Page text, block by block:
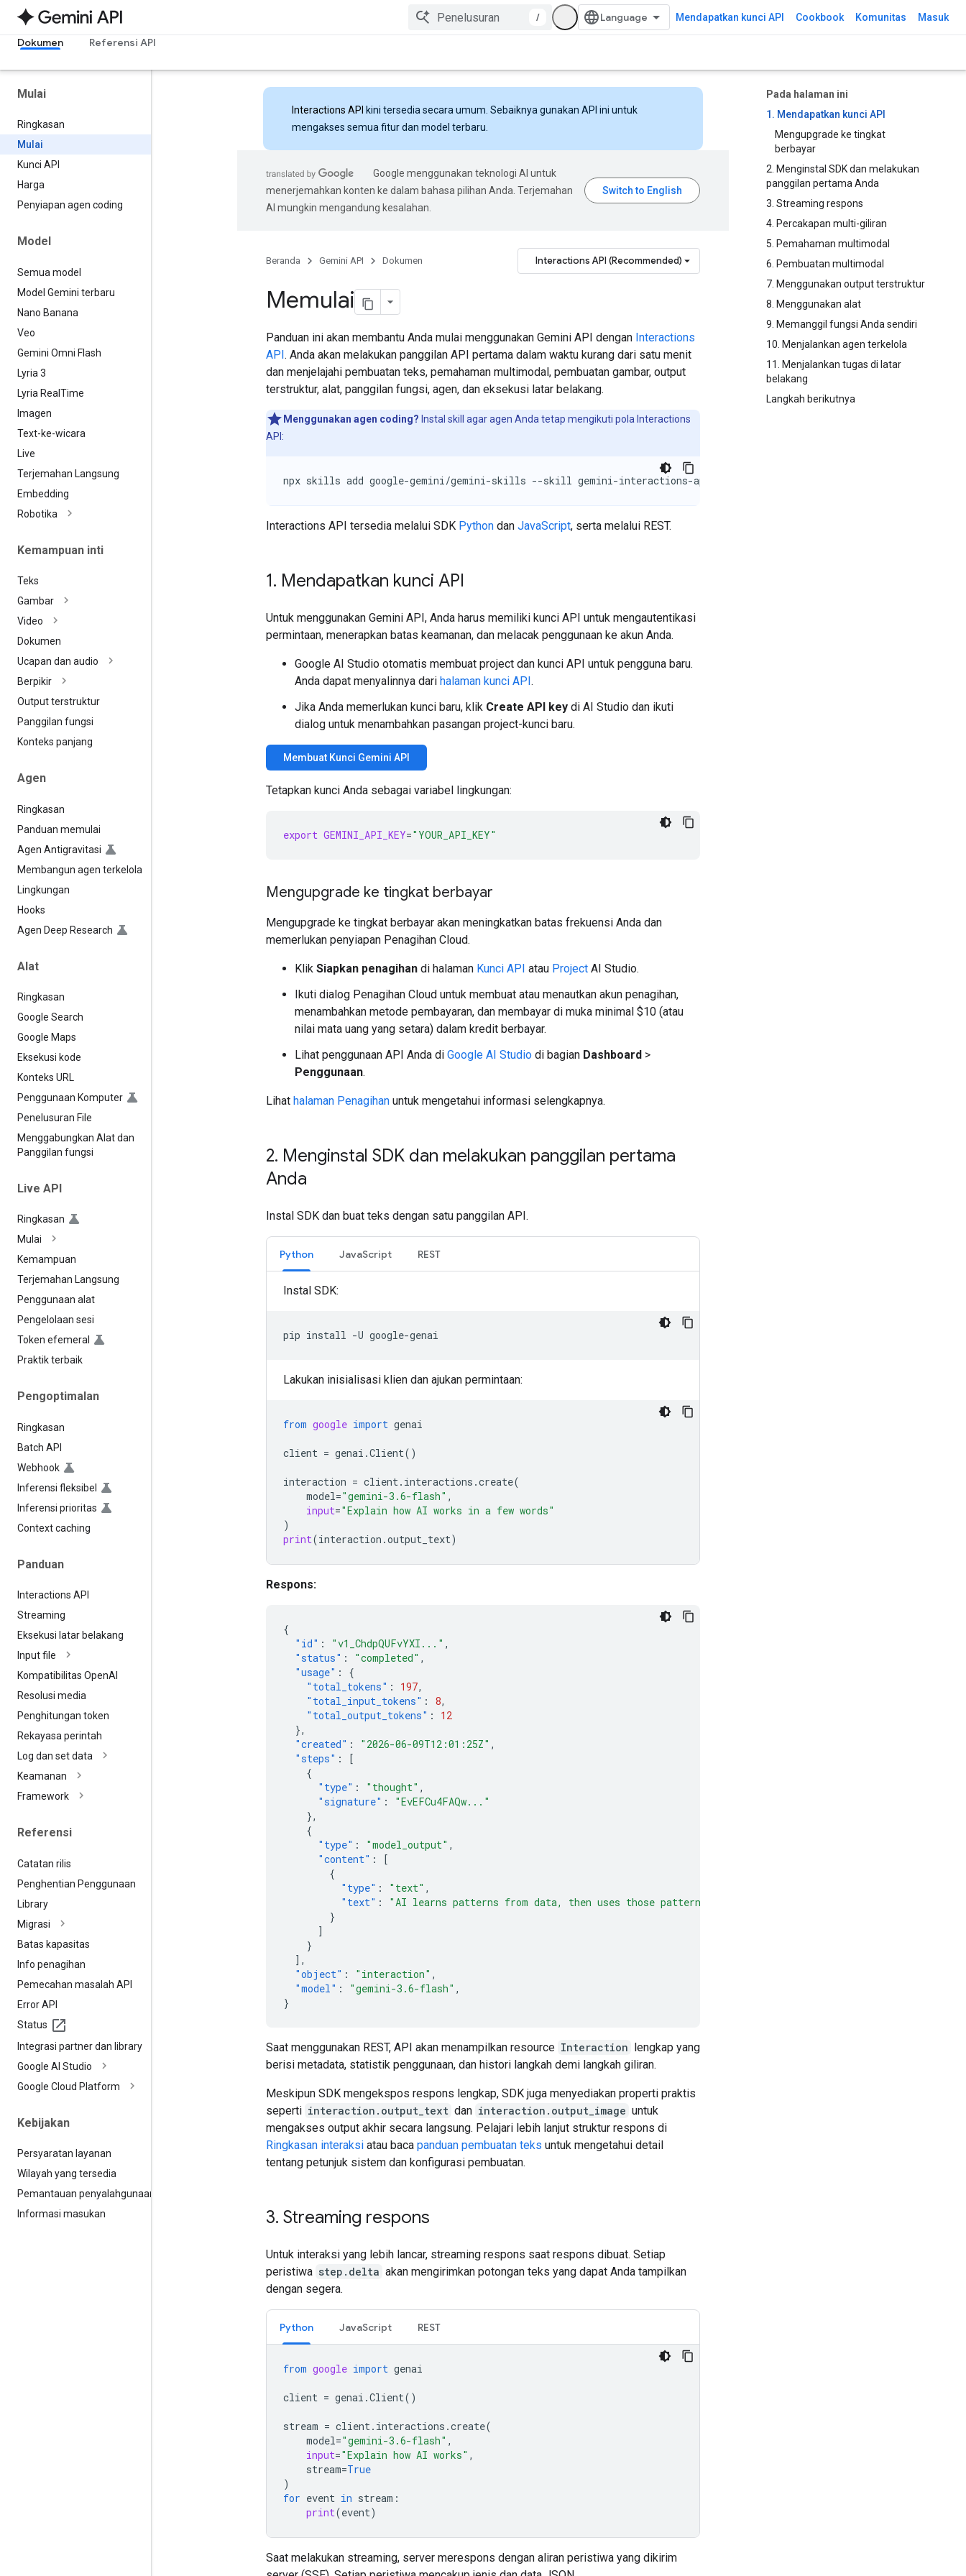
/ Mendapatkan kunci API Cookbook Komunitas Masuk
Dokumen Referensi API
Mulai
Ringkasan
Mulai
Kunci API
Harga
Penyiapan agen coding
Model
Semua model
Model Gemini terbaru
Nano Banana
Veo
Gemini Omni Flash
Lyria 3
Lyria Real Time
Imagen
Text-ke-wicara
Live
Terjemahan Langsung
Embedding
Robotika
Kemampuan inti
Teks
Gambar
Video
Dokumen
Ucapan dan audio
Berpikir
Output terstruktur
Panggilan fungsi
Konteks panjang
Agen
Ringkasan
Panduan memulai
Agen Antigravitasi
Membangun agen terkelola
Lingkungan
Hooks
Agen Deep Research
Alat
Ringkasan
Google Search
Google Maps
Eksekusi kode
Konteks URL
Penggunaan Komputer
Penelusuran File
Menggabungkan Alat dan
Panggilan fungsi
Live API
Ringkasan
Mulai
Kemampuan
Terjemahan Langsung
Penggunaan alat
Pengelolaan sesi
Token efemeral
Praktik terbaik
Pengoptimalan
Ringkasan
Batch API
Webhook
Inferensi fleksibel
Inferensi prioritas
Context caching
Panduan
Interactions API
Streaming
Eksekusi latar belakang
Input file
Kompatibilitas OpenAI
Resolusi media
Penghitungan token
Rekayasa perintah
Log dan set data
Keamanan
Framework
Referensi
Catatan rilis
Penghentian Penggunaan
Library
Migrasi
Batas kapasitas
Info penagihan
Pemecahan masalah API
Error API
Status
Integrasi partner dan library
Google AI Studio
Google Cloud Platform
Kebijakan
Persyaratan layanan
Wilayah yang tersedia
Pemantauan penyalahgunaan
Informasi masukan
Pada halaman ini
1. Mendapatkan kunci API
Mengupgrade ke tingkat
berbayar
2. Menginstal SDK dan melakukan
panggilan pertama Anda
3. Streaming respons
4. Percakapan multi-giliran
5. Pemahaman multimodal
6. Pembuatan multimodal
7. Menggunakan output terstruktur
8. Menggunakan alat
9. Memanggil fungsi Anda sendiri
10. Menjalankan agen terkelola
11. Menjalankan tugas di latar
belakang
Langkah berikutnya
Interactions API kini tersedia secara umum. Sebaiknya gunakan API ini untuk
mengakses semua fitur dan model terbaru.
Google menggunakan teknologi AI untuk
menerjemahkan konten ke dalam bahasa pilihan Anda. Terjemahan
AI mungkin mengandung kesalahan.
Beranda Gemini API Dokumen Interactions API (Recommended)
Memulai
Panduan ini akan membantu Anda mulai menggunakan Gemini API dengan Interactions
API. Anda akan melakukan panggilan API pertama dalam waktu kurang dari satu menit
dan menjelajahi pembuatan teks, pemahaman multimodal, pembuatan gambar, output
terstruktur, alat, panggilan fungsi, agen, dan eksekusi latar belakang.
Menggunakan agen coding? Instal skill agar agen Anda tetap mengikuti pola Interactions
API:
npx skills add google-gemini/gemini-skills --skill gemini-interactions-api
Interactions API tersedia melalui SDK Python dan JavaScript, serta melalui REST.
1. Mendapatkan kunci API
Untuk menggunakan Gemini API, Anda harus memiliki kunci API untuk mengautentikasi
permintaan, menerapkan batas keamanan, dan melacak penggunaan ke akun Anda.
Google AI Studio otomatis membuat project dan kunci API untuk pengguna baru.
Anda dapat menyalinnya dari halaman kunci API.
Jika Anda memerlukan kunci baru, klik Create API key di AI Studio dan ikuti
dialog untuk menambahkan pasangan project-kunci baru.
Membuat Kunci Gemini API
Tetapkan kunci Anda sebagai variabel lingkungan:
export GEMINI_API_KEY="YOUR_API_KEY"
Mengupgrade ke tingkat berbayar
Mengupgrade ke tingkat berbayar akan meningkatkan batas frekuensi Anda dan
memerlukan penyiapan Penagihan Cloud.
Klik Siapkan penagihan di halaman Kunci API atau Project AI Studio.
Ikuti dialog Penagihan Cloud untuk membuat atau menautkan akun penagihan,
menambahkan metode pembayaran, dan membayar di muka minimal $10 (atau
nilai mata uang yang setara) dalam kredit berbayar.
Lihat penggunaan API Anda di Google AI Studio di bagian Dashboard >
Penggunaan.
Lihat halaman Penagihan untuk mengetahui informasi selengkapnya.
2. Menginstal SDK dan melakukan panggilan pertama
Anda
Instal SDK dan buat teks dengan satu panggilan API.
Python JavaScript REST
Instal SDK:
pip install -U
Lakukan inisialisasi klien dan ajukan permintaan:
from google import genai
client = genai .Client()
interaction = client. interactions .create(
model="gemini-3.6-flash" ,
input="Explain how AI works in a few words"
)
print(interaction .output_text)
Respons:
{
"id" : "v1_ChdpQUFvYXI..." ,
"status" : "completed" ,
"usage" :
{
"total_tokens" : 197,
"total_input_tokens" : 8,
"total_output_tokens" :
12
},
"created" : "2026-06-09T12:01:25Z" ,
"steps" :
[
{
"type" : "thought" ,
"signature" :
"EvEFCu4FAQw..."
},
{
"type" : "model_output" ,
"content" :
[
{
"type" : "text" ,
"text" :
"AI learns patterns from data, then uses those patterns to make predictions or decisions on new
}
]
}
],
"object" : "interaction" ,
"model" : "gemini-3.6-flash" ,
}
Saat menggunakan REST, API akan menampilkan resource Interaction lengkap yang
berisi metadata, statistik penggunaan, dan histori langkah demi langkah giliran.
Meskipun SDK mengekspos respons lengkap, SDK juga menyediakan properti praktis
seperti interaction.output_text dan interaction.output_image untuk
mengakses output akhir secara langsung. Pelajari lebih lanjut struktur respons di
Ringkasan interaksi atau baca panduan pembuatan teks untuk mengetahui detail
tentang petunjuk sistem dan konfigurasi pembuatan.
3. Streaming respons
Untuk interaksi yang lebih lancar, streaming respons saat respons dibuat. Setiap
peristiwa step.delta akan mengirimkan potongan teks yang dapat Anda tampilkan
dengan segera.
Python JavaScript REST
from google import genai
client = genai .Client()
stream = client. interactions .create(
model="gemini-3.6-flash" ,
input="Explain how AI works" ,
stream=True
)
for event in stream :
print(event)
Saat melakukan streaming, server merespons dengan aliran peristiwa yang dikirim